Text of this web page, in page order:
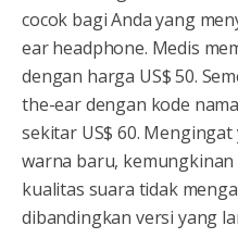
cocok bagi Anda yang
ear headphone. Medis
dengan harga US$ 50.
the-ear dengan kode
sekitar US$ 60.
warna baru,
kualitas suara tidak
dibandingkan versi yang